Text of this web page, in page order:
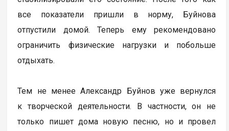
все показатели пришли в норму, Буйнова
отпустили домой. Теперь ему рекомендовано
ограничить физические нагрузки и побольше
отдыхать.
Тем не менее Александр Буйнов уже вернулся
к творческой деятельности. В частности, он не
только пишет дома новую песню, но и провел